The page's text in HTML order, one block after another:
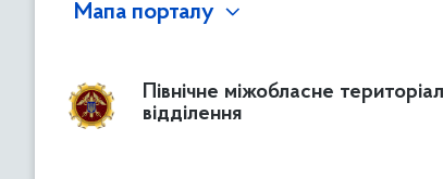
Мапа порталу
Північне міжобласне
відділення